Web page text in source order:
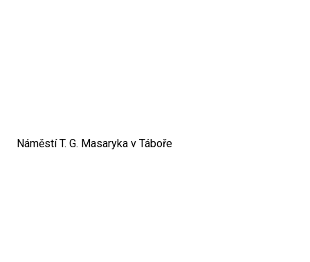
Náměstí T. G. Masaryka v Táboře